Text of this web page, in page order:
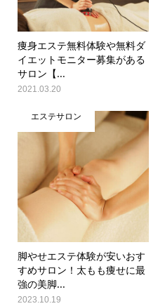
痩身エステ無料体験や無料ダ
イエットモニター募集がある
サロン【...
2021.03.20
エステサロン
脚やせエステ体験が安いおす
すめサロン！太もも痩せに最
強の美脚...
2023.10.19